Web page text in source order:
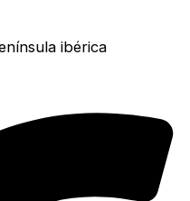
ibérica